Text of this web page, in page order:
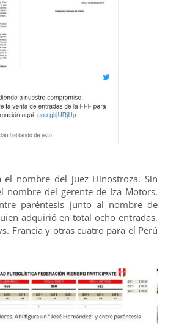
nombre del juez Hinostroza. Sin
nombre del gerente de Iza Motors,
paréntesis junto al nombre de
adquirió en total ocho entradas,
Francia y otras cuatro para el Perú